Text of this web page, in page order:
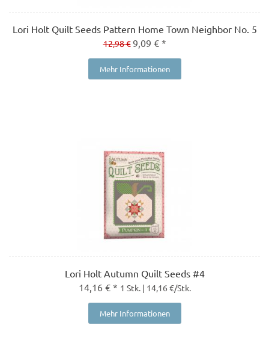
Lori Holt Quilt Seeds Pattern Home Town Neighbor No. 5
12,98 €9,09 € *
Mehr Informationen
Lori Holt Autumn Quilt Seeds #4
14,16 € * 1 Stk. | 14,16 €/Stk.
Mehr Informationen